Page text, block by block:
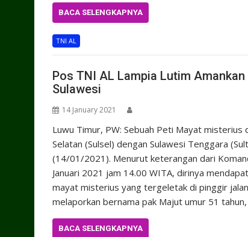
BACA SELENGKAPNYA
TNI AL
Pos TNI AL Lampia Lutim
Sulawesi
14 January 2021
Luwu Timur, PW: Sebuah Peti Mayat
Selatan (Sulsel) dengan Sulawesi Tenggara
(14/01/2021). Menurut keterangan dari
Januari 2021 jam 14.00 WITA, dirinya
mayat misterius yang tergeletak di pinggir
melaporkan bernama pak Majut umur 51
BACA SELENGKAPNYA